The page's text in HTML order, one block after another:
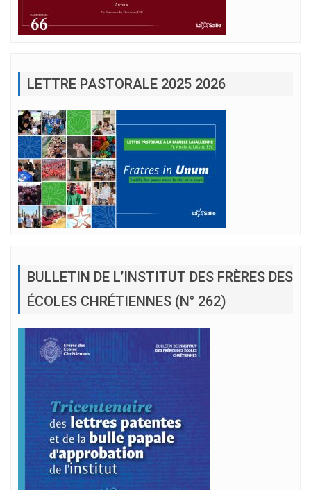
LETTRE PASTORALE 2025 2026
BULLETIN DE L’INSTITUT DES FRÈRES DES
ÉCOLES CHRÉTIENNES (N° 262)